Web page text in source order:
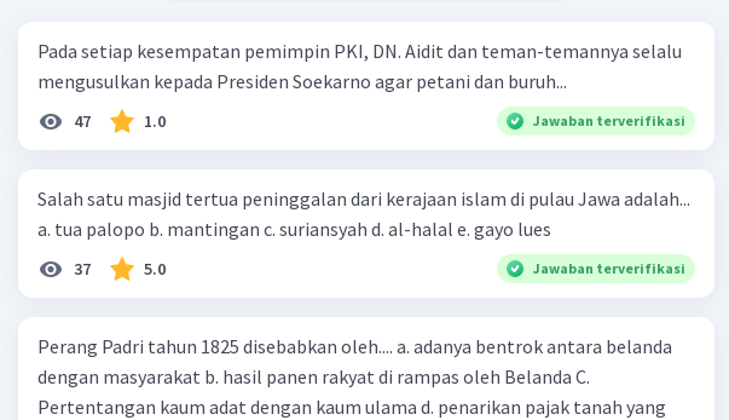
Pada setiap kesempatan pemimpin PKI, DN. Aidit dan teman-temannya selalu
mengusulkan kepada Presiden Soekarno agar petani dan buruh...
47 1.0 Jawaban terverifikasi
Salah satu masjid tertua peninggalan dari kerajaan islam di pulau Jawa adalah...
a. tua palopo b. mantingan c. suriansyah d. al-halal e. gayo lues
37 5.0 Jawaban terverifikasi
Perang Padri tahun 1825 disebabkan oleh.... a. adanya bentrok antara belanda
dengan masyarakat b. hasil panen rakyat di rampas oleh Belanda C.
Pertentangan kaum adat dengan kaum ulama d. penarikan pajak tanah yang